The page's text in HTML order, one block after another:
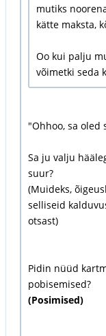
mutiks
kätte maksta,
Oo kui palju
võimetki seda
"Ohhoo, sa
Sa ju valju
suur?
(Muideks,
selliseid
otsast)
Pidin nüüd
pobisemised?
(Posimised)